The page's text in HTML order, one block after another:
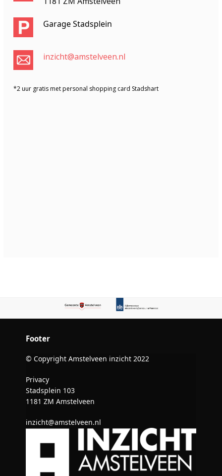
Garage Stadsplein
inzicht@amstelveen.nl
*2 uur gratis met personal shopping card Stadshart
Footer
© Copyright Amstelveen inzicht 2022
Privacy
Stadsplein 103
1181 ZM Amstelveen
inzicht@amstelveen.nl